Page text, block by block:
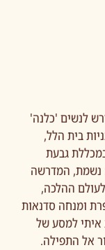
לנשים 'כלנה'
בית הלל,
גבעת
נשמת, המדרשה
ההלכה,
ומנחה סדנאות
איתי למסע של
אל התפילה.